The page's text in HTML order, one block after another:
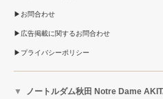
お問合わせ
広告掲載に関するお問合わせ
プライバシーポリシー
ノートルダム秋田 Notre Dame